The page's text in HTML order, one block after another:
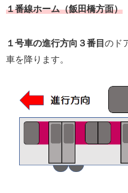
１番線ホーム（飯田橋方面）
１号車の進行方向３番目 のド
車を降ります。